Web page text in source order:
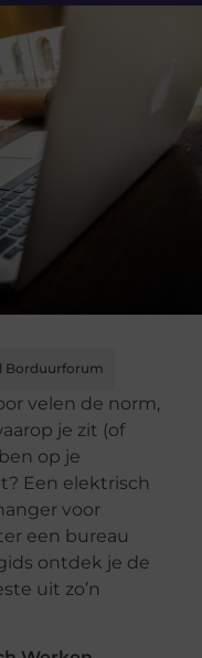
Borduurforum
velen de norm,
je zit (of
op je
Een elektrisch
voor
een bureau
ontdek je de
uit zo’n